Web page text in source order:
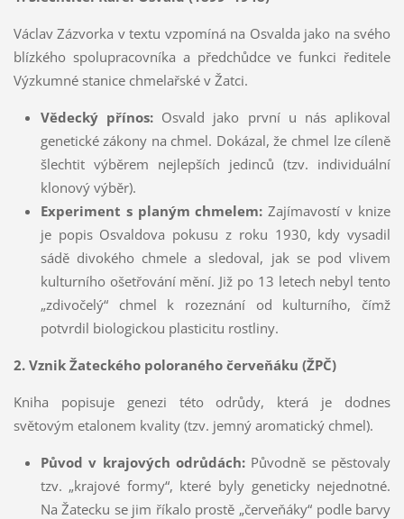
Václav Zázvorka v textu vzpomíná na Osvalda jako na svého
blízkého spolupracovníka a předchůdce ve funkci ředitele
Výzkumné stanice chmelařské v Žatci.
Vědecký přínos: Osvald jako první u nás aplikoval
genetické zákony na chmel. Dokázal, že chmel lze cíleně
šlechtit výběrem nejlepších jedinců (tzv. individuální
klonový výběr).
Experiment s planým chmelem: Zajímavostí v knize
je popis Osvaldova pokusu z roku 1930, kdy vysadil
sádě divokého chmele a sledoval, jak se pod vlivem
kulturního ošetřování mění. Již po 13 letech nebyl tento
„zdivočelý“ chmel k rozeznání od kulturního, čímž
potvrdil biologickou plasticitu rostliny.
2. Vznik Žateckého poloraného červeňáku (ŽPČ)
Kniha popisuje genezi této odrůdy, která je dodnes
světovým etalonem kvality (tzv. jemný aromatický chmel).
Původ v krajových odrůdách: Původně se pěstovaly
tzv. „krajové formy“, které byly geneticky nejednotné.
Na Žatecku se jim říkalo prostě „červeňáky“ podle barvy